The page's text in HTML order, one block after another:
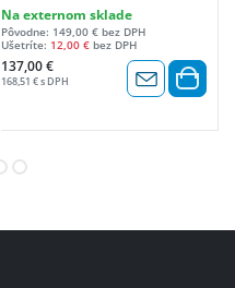
bufety, catering, reštaurácie a
hotelové odvetvia. Ocenená kolekcia
navrhnutá holandským dizajnérom
Robertom Bronwasserom. Spája
moderný dizajn s vysoko kvalitným
remeselným spracovaním. Nadčasová
bufetoch. Jeho jedinečná konštrukcia a
robia pútavý doplnok každého bufetu.
Konštrukcia je vyrobená z
18/8 s jednoduchým čistením.
Na externom sklade
Pôvodne: 149,00 € bez DPH
Ušetríte: 12,00 € bez DPH
137,00 €
168,51 € s DPH